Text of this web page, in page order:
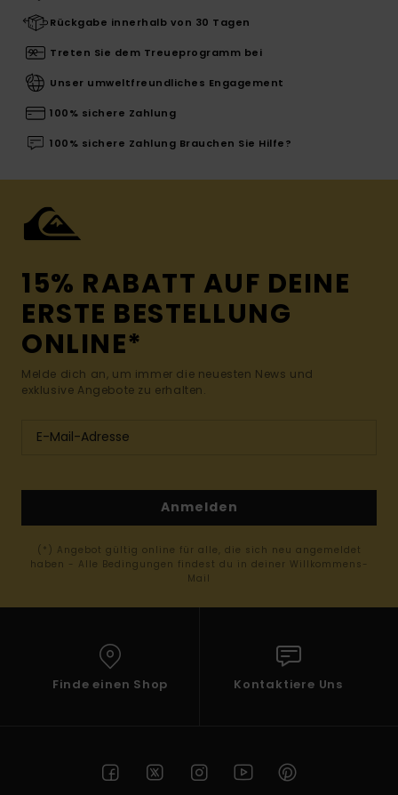
Rückgabe innerhalb von 30 Tagen
Treten Sie dem Treueprogramm bei
Unser umweltfreundliches Engagement
100% sichere Zahlung
100% sichere Zahlung Brauchen Sie Hilfe?
15% RABATT AUF DEINE
ERSTE BESTELLUNG
ONLINE*
Melde dich an, um immer die neuesten News und
exklusive Angebote zu erhalten.
Anmelden
(*) Angebot gültig online für alle, die sich neu angemeldet
haben - Alle Bedingungen findest du in deiner Willkommens-
Mail
Finde einen Shop Kontaktiere Uns